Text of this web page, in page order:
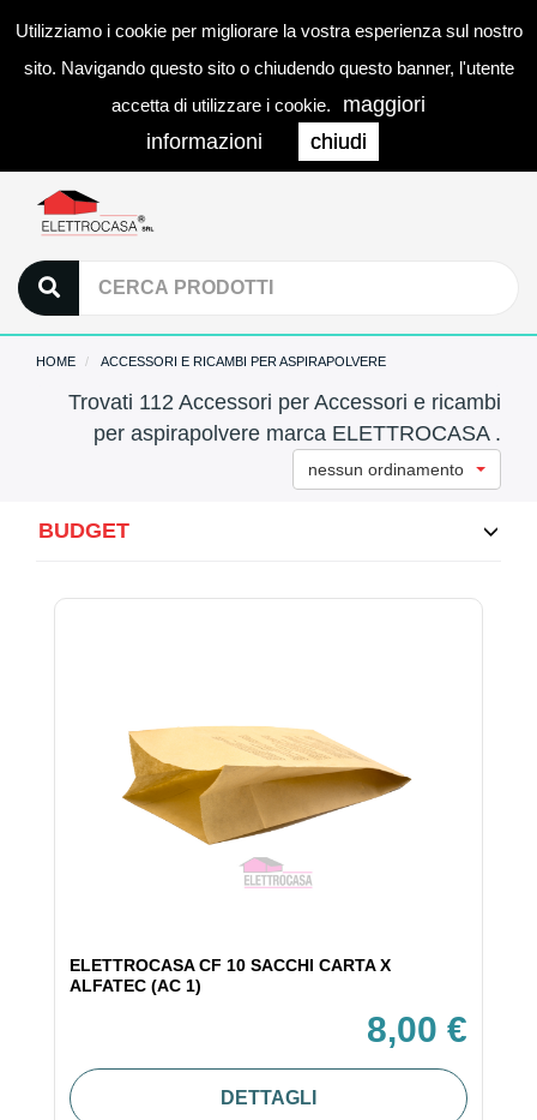
Utilizziamo i cookie per migliorare la vostra esperienza sul nostro
sito. Navigando questo sito o chiudendo questo banner, l'utente
accetta di utilizzare i cookie.
maggiori
informazioni
chiudi
0
HOME ACCESSORI E RICAMBI PER ASPIRAPOLVERE
Trovati 112 Accessori per Accessori e ricambi
per aspirapolvere marca ELETTROCASA .
nessun ordinamento
BUDGET
ELETTROCASA CF 10 SACCHI CARTA X
ALFATEC (AC 1)
8,00 €
DETTAGLI